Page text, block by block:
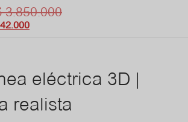
3.850.000Rango
hasta
$ 3.850.000
Rango
$ 3.266.000
hasta
$ 3.542.000
eléctrica 3D |
realista